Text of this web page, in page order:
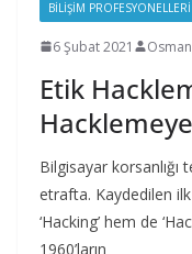
BILIŞIM PROFESYONELLERI
6 Şubat 2021
Etik
Bilgisayar korsanlığı
etrafta. Kaydedilen
‘Hacking’ hem de
1960’ların